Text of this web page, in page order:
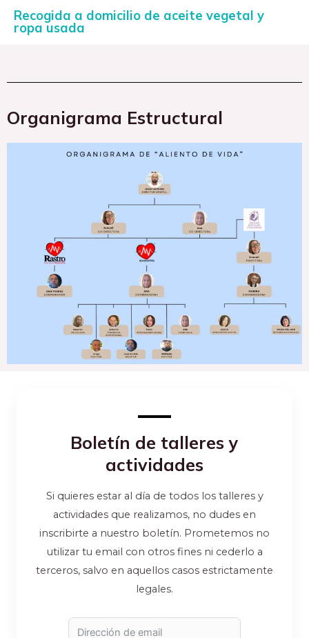
Recogida a domicilio de aceite vegetal y
ropa usada
Organigrama Estructural
Boletín de talleres y
actividades
Si quieres estar al día de todos los talleres y
actividades que realizamos, no dudes en
inscribirte a nuestro boletín. Prometemos no
utilizar tu email con otros fines ni cederlo a
terceros, salvo en aquellos casos estrictamente
legales.